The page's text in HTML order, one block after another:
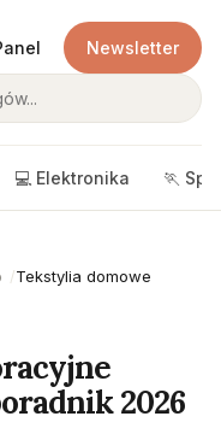
Newsletter
💻 Elektronika 🏃
Tekstylia domowe
2026